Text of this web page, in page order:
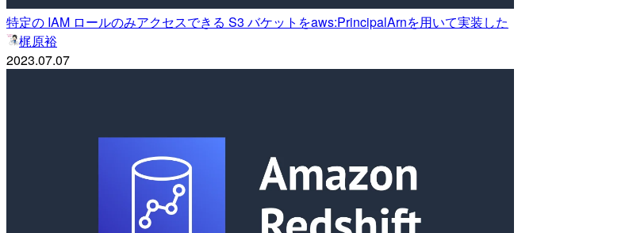
特定の IAM ロールのみアクセスできる S3 バケットをaws:PrincipalArnを用いて実装した
梶原裕
2023.07.07